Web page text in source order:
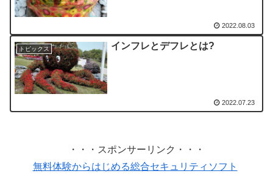
2022.08.03
トピックス インフレとデフレとは?
2022.07.23
・・・スポンサーリンク・・・
無料体験からはじめる総合セキュリティソフト